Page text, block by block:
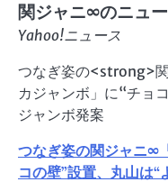
関ジャニ∞のニュ
Yahoo!ニュース
つなぎ姿の<strong>
カジャンボ」に“チョ
ジャンボ発案
つなぎ姿の関ジャニ∞
コの壁”設置、丸山は